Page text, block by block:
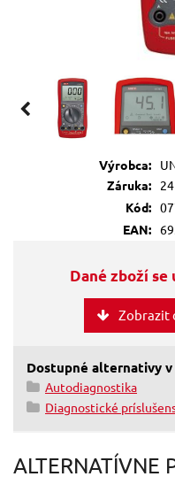
Výrobca:
Záruka:
Kód:
EAN:
Dané zboží se
Zobrazit
Dostupné alternativy
Autodiagnostika
Diagnostické
ALTERNATÍVNE